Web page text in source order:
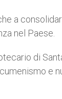
a
nel Paese.
di
e